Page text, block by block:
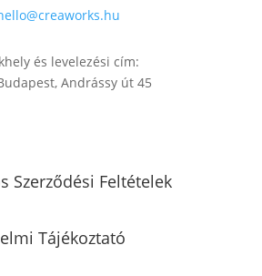
és levelezési cím:
Andrássy út 45
Szerződési Feltételek
Tájékoztató